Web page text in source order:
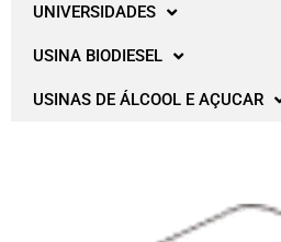
UNIVERSIDADES
USINA BIODIESEL
USINAS DE ÁLCOOL E AÇUCAR